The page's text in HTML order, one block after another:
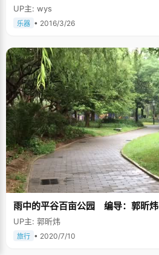
UP主: wys
乐器 • 2016/3/26
雨中的平谷百亩公园 编导：郭昕炜
UP主: 郭昕炜
旅行 • 2020/7/10